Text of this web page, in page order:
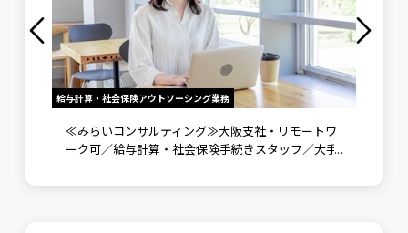
給与計算・社会保険アウトソーシング業務
≪みらいコンサルティング≫大阪支社・リモートワ
ーク可／給与計算・社会保険手続きスタッフ／大手